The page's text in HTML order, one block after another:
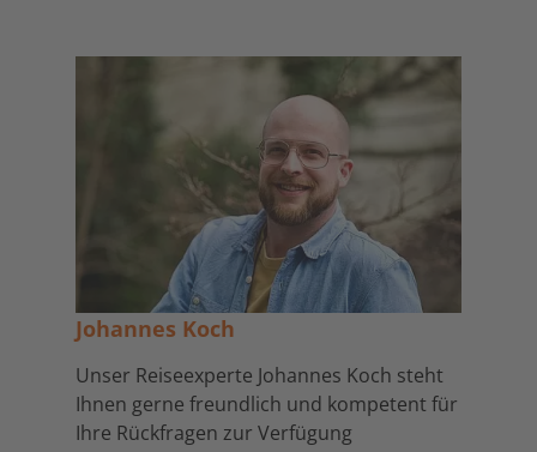
Johannes Koch
Unser Reiseexperte Johannes Koch steht
Ihnen gerne freundlich und kompetent für
Ihre Rückfragen zur Verfügung